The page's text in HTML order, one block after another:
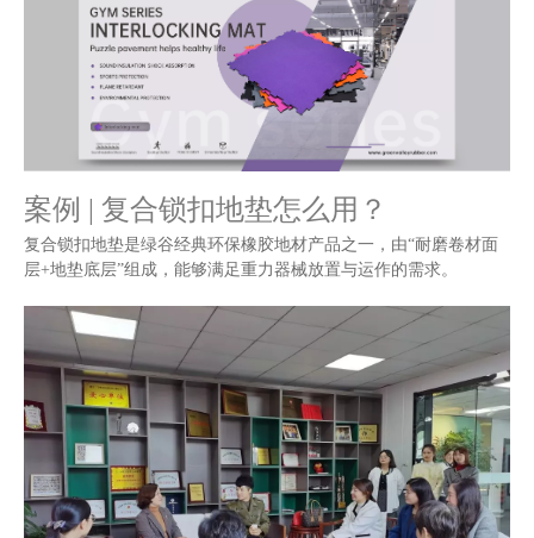
案例 | 复合锁扣地垫怎么用？
复合锁扣地垫是绿谷经典环保橡胶地材产品之一，由“耐磨卷材面
层+地垫底层”组成，能够满足重力器械放置与运作的需求。